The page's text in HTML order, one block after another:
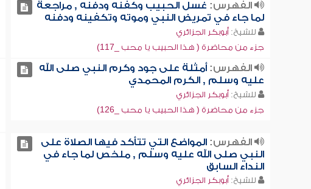
الفهرس: غسل الحبيب وكفنه ودفنه , مراجعة
لما جاء في تمريض النبي وموته وتكفينه ودفنه
للشيخ: أبوبكر الجزائري
جزء من محاضرة ( هذا الحبيب يا محب _117)
الفهرس:أمثلة على جود وكرم النبي صلى الله
عليه وسلم , الكرم المحمدي
للشيخ: أبوبكر الجزائري
جزء من محاضرة ( هذا الحبيب يا محب _126)
الفهرس:المواضع التي تتأكد فيها الصلاة على
النبي صلى الله عليه وسلم , ملخص لما جاء في
النداء السابق
للشيخ: أبوبكر الجزائري